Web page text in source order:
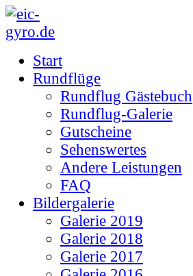
Start
Rundflüge
Rundflug Gästebuch
Rundflug-Galerie
Gutscheine
Sehenswertes
Andere Leistungen
FAQ
Bildergalerie
Galerie 2019
Galerie 2018
Galerie 2017